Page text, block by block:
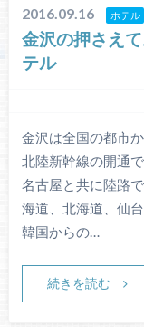
2016.09.16 ホテル
金沢の押さえ
テル
金沢は全国の都市
北陸新幹線の開通
名古屋と共に陸路
海道、北海道、仙
韓国からの…
続きを読む